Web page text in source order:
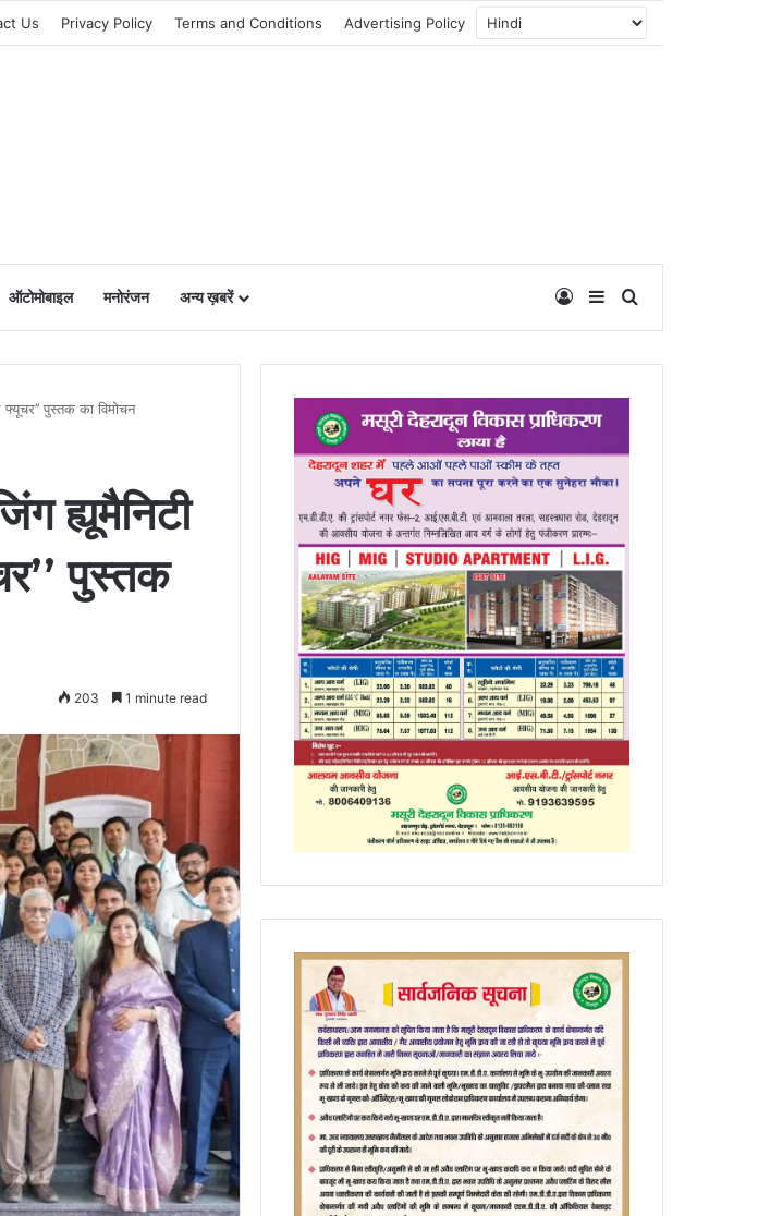
Us Privacy Policy Terms and Conditions Advertising Policy
ऑटोमोबाइल मनोरंजन अन्य ख़बरें Log InSidebar
पुस्तक का विमोचन
ह्यूमैनिटी
पुस्तक
203 1 minute read